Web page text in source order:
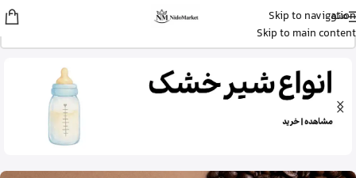
Skip to navigation
Skip to main content
منو
عسلاز تهران
استیک ضد آفتاب نامرئی ایزدین رو خرید
13 دقیقه پیش